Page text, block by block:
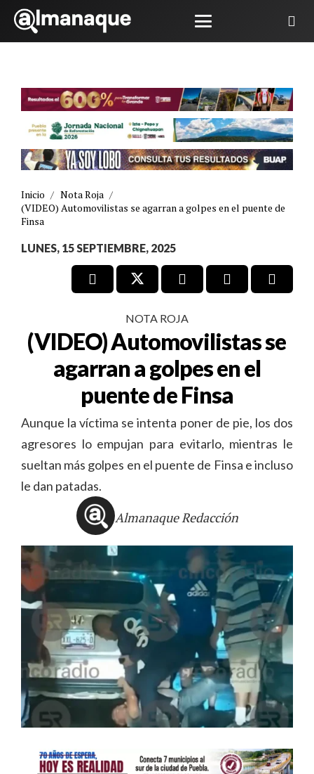
Inicio / Nota Roja /
(VIDEO) Automovilistas se agarran a golpes en el puente de
Finsa
LUNES, 15 SEPTIEMBRE, 2025
NOTA ROJA
(VIDEO) Automovilistas se
agarran a golpes en el
puente de Finsa
Aunque la víctima se intenta poner de pie, los dos
agresores lo empujan para evitarlo, mientras le
sueltan más golpes en el puente de Finsa e incluso
le dan patadas.
Almanaque Redacción